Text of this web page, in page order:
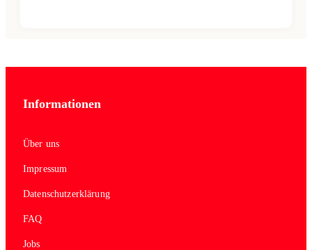
Informationen
Über uns
Impressum
Datenschutzerklärung
FAQ
Jobs